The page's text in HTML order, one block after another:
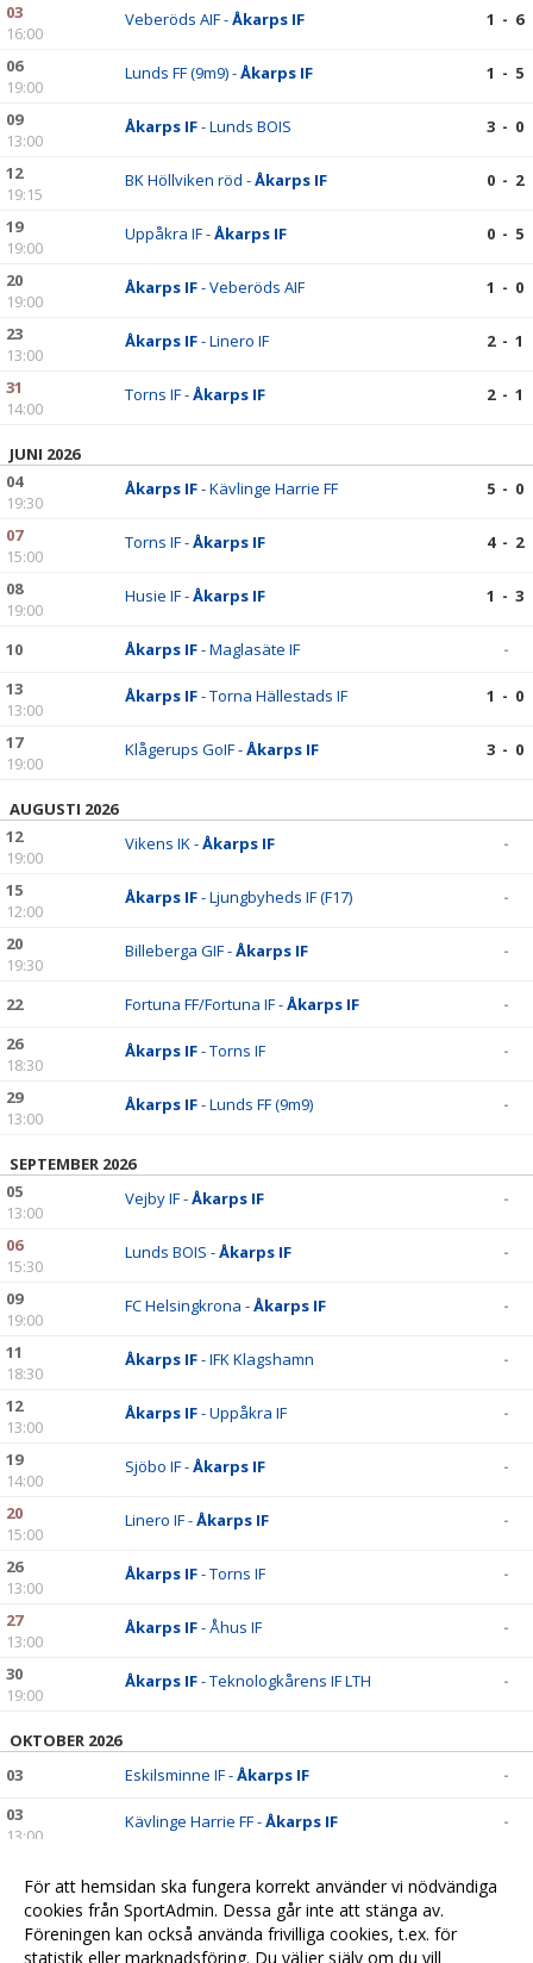
03
16:00
Veberöds AIF -Åkarps IF 1 - 6
06
19:00
Lunds FF (9m9) -Åkarps IF 1 - 5
09
13:00
Åkarps IF- Lunds BOIS 3 - 0
12
19:15
BK Höllviken röd -Åkarps IF 0 - 2
19
19:00
Uppåkra IF -Åkarps IF 0 - 5
20
19:00
Åkarps IF- Veberöds AIF 1 - 0
23
13:00
Åkarps IF- Linero IF 2 - 1
31
14:00
Torns IF -Åkarps IF 2 - 1
JUNI 2026
04
19:30
Åkarps IF- Kävlinge Harrie FF 5 - 0
07
15:00
Torns IF -Åkarps IF 4 - 2
08
19:00
Husie IF -Åkarps IF 1 - 3
10 Åkarps IF- Maglasäte IF
-
13
13:00
Åkarps IF- Torna Hällestads IF 1 - 0
17
19:00
Klågerups GoIF -Åkarps IF 3 - 0
AUGUSTI 2026
12
19:00
Vikens IK -Åkarps IF -
15
12:00
Åkarps IF- Ljungbyheds IF (F17) -
20
19:30
Billeberga GIF -Åkarps IF -
22 Fortuna FF/Fortuna IF -Åkarps IF
-
26
18:30
Åkarps IF- Torns IF -
29
13:00
Åkarps IF- Lunds FF (9m9) -
SEPTEMBER 2026
05
13:00
Vejby IF -Åkarps IF -
06
15:30
Lunds BOIS -Åkarps IF -
09
19:00
FC Helsingkrona -Åkarps IF -
11
18:30
Åkarps IF- IFK Klagshamn -
12
13:00
Åkarps IF- Uppåkra IF -
19
14:00
Sjöbo IF -Åkarps IF -
20
15:00
Linero IF -Åkarps IF -
26
13:00
Åkarps IF- Torns IF -
27
13:00
Åkarps IF- Åhus IF -
30
19:00
Åkarps IF- Teknologkårens IF LTH -
OKTOBER 2026
03
Eskilsminne IF -Åkarps IF
-
03
13:00
Kävlinge Harrie FF -Åkarps IF -
13:00
Åkarps IF - Ängelholms FF
13:00
Ystads IF FF vit -Åkarps IF
För att hemsidan ska fungera korrekt använder vi nödvändiga
cookies från SportAdmin. Dessa går inte att stänga av.
Föreningen kan också använda frivilliga cookies, t.ex. för
statistik eller marknadsföring. Du väljer själv om du vill